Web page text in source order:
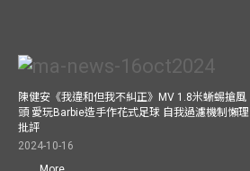
陳健安《我違和但我不糾正》MV 1.8米蜥蜴搶風
頭 愛玩Barbie造手作花式足球 自我過濾機制懶理
批評
2024-10-16